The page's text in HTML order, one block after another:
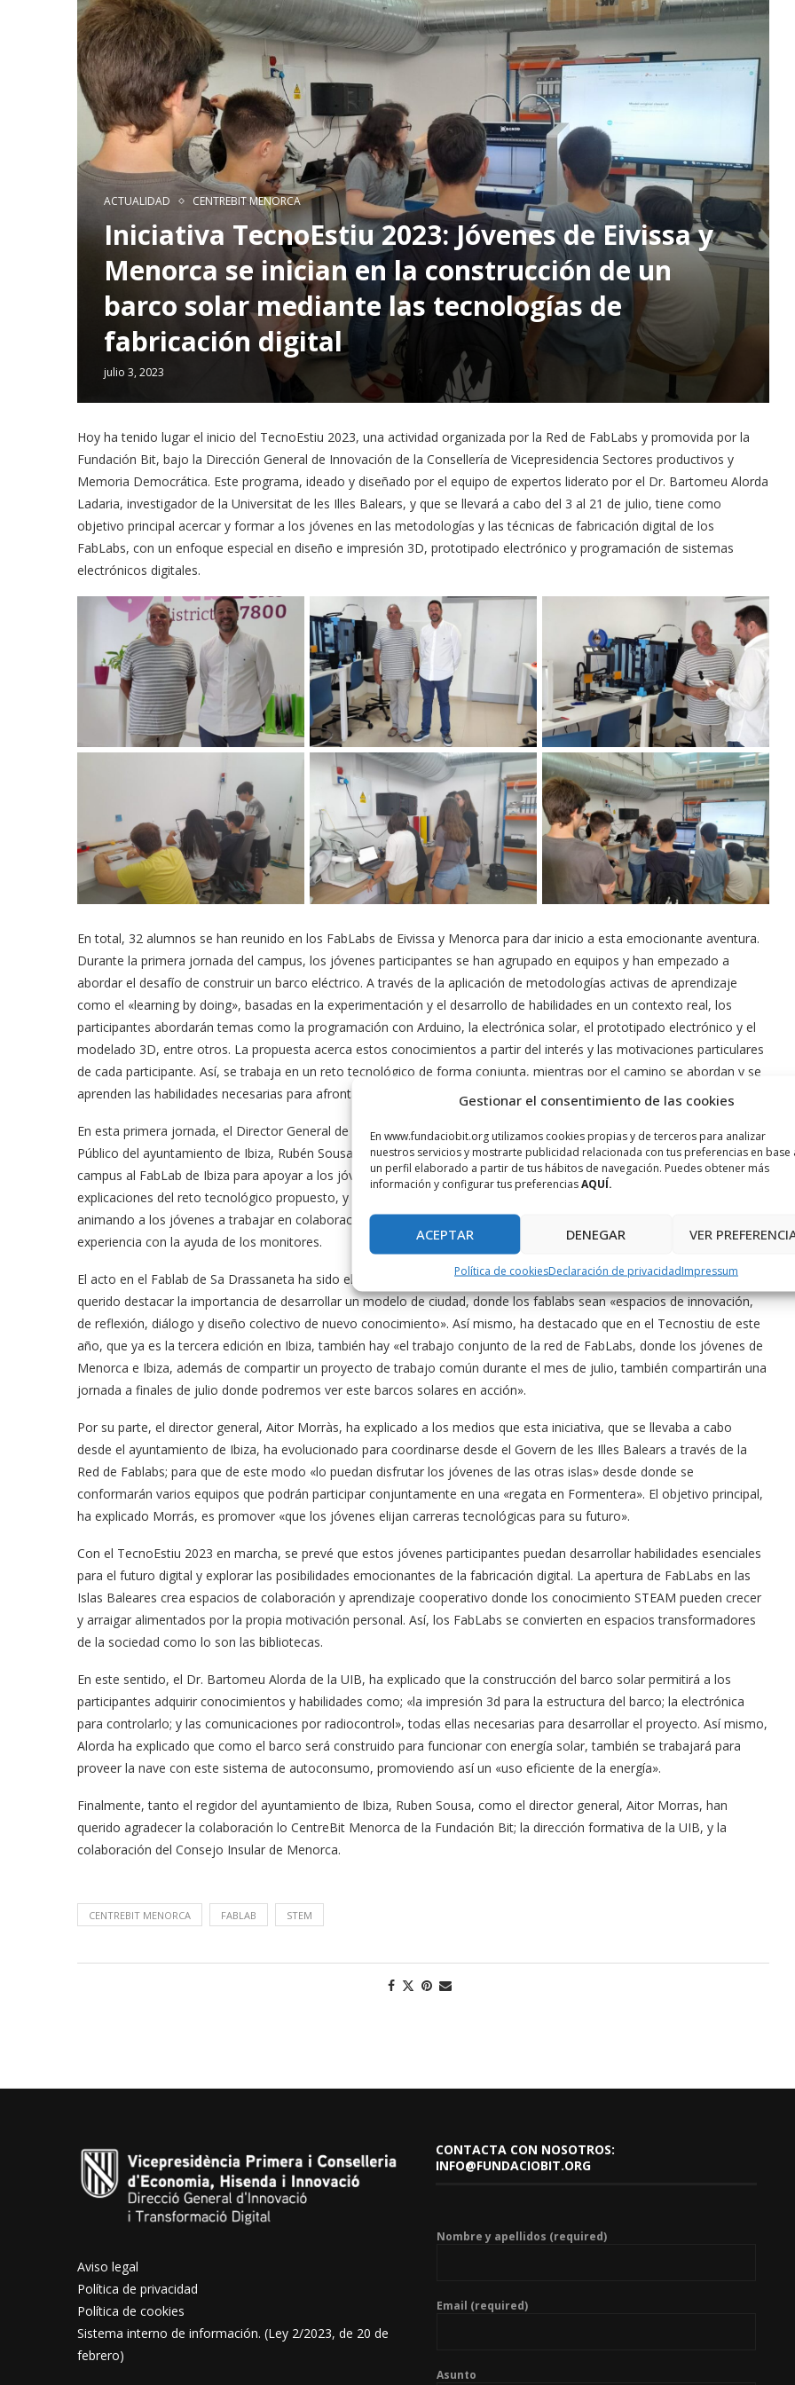
Gestionar el consentimiento de las cookies
En www.fundaciobit.org utilizamos cookies propias y de terceros para analizar
nuestros servicios y mostrarte publicidad relacionada con tus preferencias en base
un perfil elaborado a partir de tus hábitos de navegación. Puedes obtener más
información y configurar tus preferenciasAQUÍ.
ACEPTAR DENEGAR VER
Política de cookiesDeclaración de privacidadImpressum
ACTUALIDAD CENTREBIT MENORCA
Iniciativa TecnoEstiu 2023: Jóvenes de Eivissa y
Menorca se inician en la construcción de un
barco solar mediante las tecnologías de
fabricación digital
julio 3, 2023
Hoy ha tenido lugar el inicio del TecnoEstiu 2023, una actividad organizada por la Red de FabLabs y promovida por la
Fundación Bit, bajo la Dirección General de Innovación de la Consellería de Vicepresidencia Sectores productivos y
Memoria Democrática. Este programa, ideado y diseñado por el equipo de expertos liderato por el Dr. Bartomeu Alorda
Ladaria, investigador de la Universitat de les Illes Balears, y que se llevará a cabo del 3 al 21 de julio, tiene como
objetivo principal acercar y formar a los jóvenes en las metodologías y las técnicas de fabricación digital de los
FabLabs, con un enfoque especial en diseño e impresión 3D, prototipado electrónico y programación de sistemas
electrónicos digitales.
En total, 32 alumnos se han reunido en los FabLabs de Eivissa y Menorca para dar inicio a esta emocionante aventura.
Durante la primera jornada del campus, los jóvenes participantes se han agrupado en equipos y han empezado a
abordar el desafío de construir un barco eléctrico. A través de la aplicación de metodologías activas de aprendizaje
como el «learning by doing», basadas en la experimentación y el desarrollo de habilidades en un contexto real, los
participantes abordarán temas como la programación con Arduino, la electrónica solar, el prototipado electrónico y el
modelado 3D, entre otros. La propuesta acerca estos conocimientos a partir del interés y las motivaciones particulares
de cada participante. Así, se trabaja en un reto tecnológico de forma conjunta, mientras por el camino se abordan y se
aprenden las habilidades necesarias para afrontarlo.
En esta primera jornada, el Director General de Innovación, Aitor Morrás; el regidor de Ciudad Inteligente y Transporte
Público del ayuntamiento de Ibiza, Rubén Sousa, y el responsable científico de la UIB, Bartomeu Alorda, han visitado el
campus al FabLab de Ibiza para apoyar a los jóvenes en esta aventura tecnológica. Así, han podido recibir las
explicaciones del reto tecnológico propuesto, y han mostrado un gran interés por el trabajo que realicen los equipos,
animando a los jóvenes a trabajar en colaboración y profundizar en los conocimientos que adquirirán durante esta
experiencia con la ayuda de los monitores.
El acto en el Fablab de Sa Drassaneta ha sido el primero al cual ha participado como regidor Rubén Sousa que ha
querido destacar la importancia de desarrollar un modelo de ciudad, donde los fablabs sean «espacios de innovación,
de reflexión, diálogo y diseño colectivo de nuevo conocimiento». Así mismo, ha destacado que en el Tecnostiu de este
año, que ya es la tercera edición en Ibiza, también hay «el trabajo conjunto de la red de FabLabs, donde los jóvenes de
Menorca e Ibiza, además de compartir un proyecto de trabajo común durante el mes de julio, también compartirán una
jornada a finales de julio donde podremos ver este barcos solares en acción».
Por su parte, el director general, Aitor Morràs, ha explicado a los medios que esta iniciativa, que se llevaba a cabo
desde el ayuntamiento de Ibiza, ha evolucionado para coordinarse desde el Govern de les Illes Balears a través de la
Red de Fablabs; para que de este modo «lo puedan disfrutar los jóvenes de las otras islas» desde donde se
conformarán varios equipos que podrán participar conjuntamente en una «regata en Formentera». El objetivo principal,
ha explicado Morrás, es promover «que los jóvenes elijan carreras tecnológicas para su futuro».
Con el TecnoEstiu 2023 en marcha, se prevé que estos jóvenes participantes puedan desarrollar habilidades esenciales
para el futuro digital y explorar las posibilidades emocionantes de la fabricación digital. La apertura de FabLabs en las
Islas Baleares crea espacios de colaboración y aprendizaje cooperativo donde los conocimiento STEAM pueden crecer
y arraigar alimentados por la propia motivación personal. Así, los FabLabs se convierten en espacios transformadores
de la sociedad como lo son las bibliotecas.
En este sentido, el Dr. Bartomeu Alorda de la UIB, ha explicado que la construcción del barco solar permitirá a los
participantes adquirir conocimientos y habilidades como; «la impresión 3d para la estructura del barco; la electrónica
para controlarlo; y las comunicaciones por radiocontrol», todas ellas necesarias para desarrollar el proyecto. Así mismo,
Alorda ha explicado que como el barco será construido para funcionar con energía solar, también se trabajará para
proveer la nave con este sistema de autoconsumo, promoviendo así un «uso eficiente de la energía».
Finalmente, tanto el regidor del ayuntamiento de Ibiza, Ruben Sousa, como el director general, Aitor Morras, han
querido agradecer la colaboración lo CentreBit Menorca de la Fundación Bit; la dirección formativa de la UIB, y la
colaboración del Consejo Insular de Menorca.
CENTREBIT MENORCA FABLAB STEM
Aviso legal
Política de privacidad
Política de cookies
Sistema interno de información. (Ley 2/2023, de 20 de
febrero)
CONTACTA CON NOSOTROS:
INFO@FUNDACIOBIT.ORG
Nombre y apellidos (required)
Email (required)
Asunto